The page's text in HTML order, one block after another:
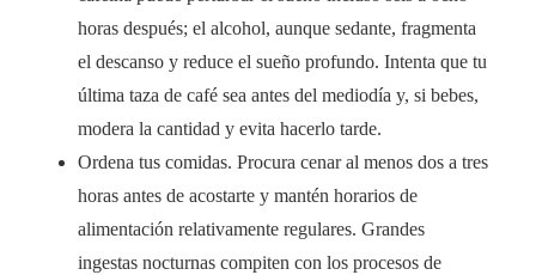
horas después; el alcohol, aunque sedante, fragmenta
el descanso y reduce el sueño profundo. Intenta que tu
última taza de café sea antes del mediodía y, si bebes,
modera la cantidad y evita hacerlo tarde.
Ordena tus comidas. Procura cenar al menos dos a tres
horas antes de acostarte y mantén horarios de
alimentación relativamente regulares. Grandes
ingestas nocturnas compiten con los procesos de